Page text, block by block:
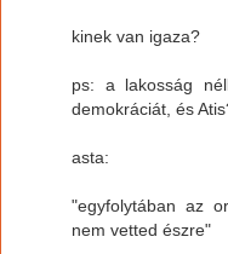
kinek van igaza?
ps: a lakosság
demokráciát, és
asta:
"egyfolytában az
nem vetted észre"